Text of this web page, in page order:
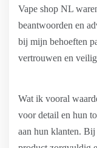
Vape shop NL
beantwoorden en
bij mijn behoeften
vertrouwen en
Wat ik vooral
voor detail en hun
aan hun klanten.